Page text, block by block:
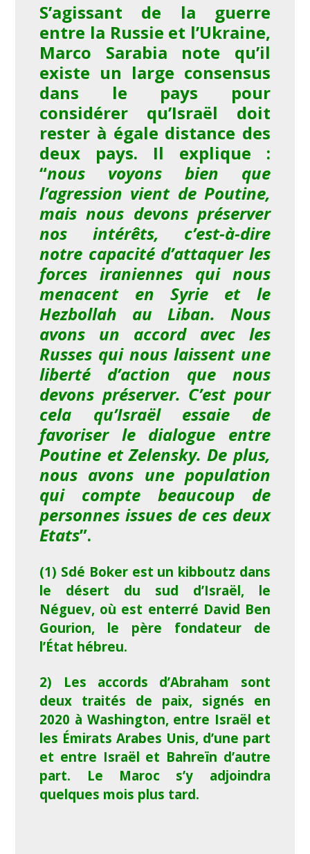
S’agissant de la guerre
entre la Russie et l’Ukraine,
Marco Sarabia note qu’il
existe un large consensus
dans le pays pour
considérer qu’Israël doit
rester à égale distance des
deux pays. Il explique :
“nous voyons bien que
l’agression vient de Poutine,
mais nous devons préserver
nos intérêts, c’est-à-dire
notre capacité d’attaquer les
forces iraniennes qui nous
menacent en Syrie et le
Hezbollah au Liban. Nous
avons un accord avec les
Russes qui nous laissent une
liberté d’action que nous
devons préserver. C’est pour
cela qu’Israël essaie de
favoriser le dialogue entre
Poutine et Zelensky. De plus,
nous avons une population
qui compte beaucoup de
personnes issues de ces deux
Etats”.
(1) Sdé Boker est un kibboutz dans
le désert du sud d’Israël, le
Néguev, où est enterré David Ben
Gourion, le père fondateur de
l’État hébreu.
2) Les accords d’Abraham sont
deux traités de paix, signés en
2020 à Washington, entre Israël et
les Émirats Arabes Unis, d’une part
et entre Israël et Bahreïn d’autre
part. Le Maroc s’y adjoindra
quelques mois plus tard.